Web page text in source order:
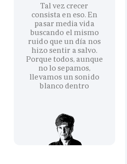
Tal vez crecer
consista en eso. En
pasar media vida
buscando el mismo
ruido que un día nos
hizo sentir a salvo.
Porque todos, aunque
no lo sepamos,
llevamos un sonido
blanco dentro